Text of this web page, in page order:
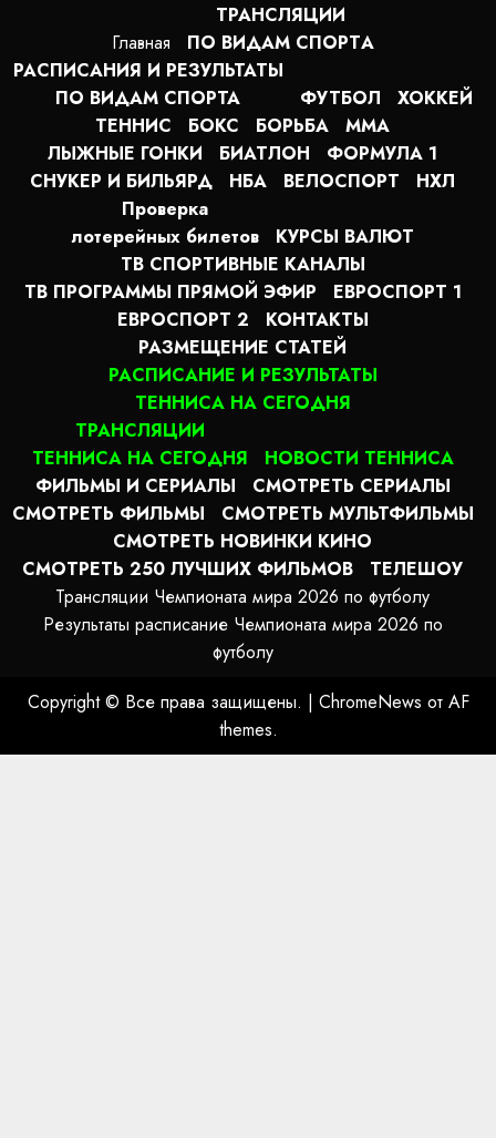
Главная
ТРАНСЛЯЦИИ
ПО ВИДАМ СПОРТA
РАСПИСАНИЯ И РЕЗУЛЬТАТЫ
ПО ВИДАМ СПОРТА
ФУТБОЛ
ХОККЕЙ
ТЕННИС
БОКС БОРЬБА
MMA
ЛЫЖНЫЕ ГОНКИ
БИАТЛОН
ФОРМУЛА 1
СНУКЕР И БИЛЬЯРД
НБА ВЕЛОСПОРТ
НХЛ
Проверка
лотерейных билетов
КУРСЫ ВАЛЮТ
ТВ СПОРТИВНЫЕ КАНАЛЫ
ТВ ПРОГРАММЫ ПРЯМОЙ ЭФИР
ЕВРОСПОРТ 1
ЕВРОСПОРТ 2
КОНТАКТЫ
РАЗМЕЩЕНИЕ СТАТЕЙ
РАСПИСАНИЕ И РЕЗУЛЬТАТЫ
ТЕННИСА НА СЕГОДНЯ
ТРАНСЛЯЦИИ
ТЕННИСА НА СЕГОДНЯ
НОВОСТИ ТЕННИСА
ФИЛЬМЫ И СЕРИАЛЫ
СМОТРЕТЬ СЕРИАЛЫ
СМОТРЕТЬ ФИЛЬМЫ
СМОТРЕТЬ МУЛЬТФИЛЬМЫ
СМОТРЕТЬ НОВИНКИ КИНО
СМОТРЕТЬ 250 ЛУЧШИХ ФИЛЬМОВ
ТЕЛЕШОУ
Трансляции Чемпионата мира 2026 по футболу
Результаты расписание Чемпионата мира 2026 по
футболу
Copyright © Все права защищены. | ChromeNews от AF
themes.